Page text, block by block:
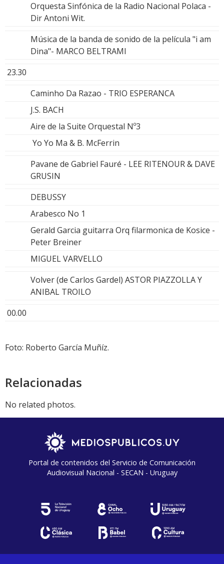
Orquesta Sinfónica de la Radio Nacional Polaca -
Dir Antoni Wit.
Música de la banda de sonido de la película "i am
Dina"- MARCO BELTRAMI
23.30
Caminho Da Razao - TRIO ESPERANCA
J.S. BACH
Aire de la Suite Orquestal Nº3
Yo Yo Ma & B. McFerrin
Pavane de Gabriel Fauré - LEE RITENOUR & DAVE
GRUSIN
DEBUSSY
Arabesco No 1
Gerald Garcia guitarra Orq filarmonica de Kosice -
Peter Breiner
MIGUEL VARVELLO
Volver (de Carlos Gardel) ASTOR PIAZZOLLA Y
ANIBAL TROILO
00.00
Foto: Roberto García Muñíz.
Relacionadas
No related photos.
Portal de contenidos del Servicio de Comunicación
Audiovisual Nacional - SECAN - Uruguay